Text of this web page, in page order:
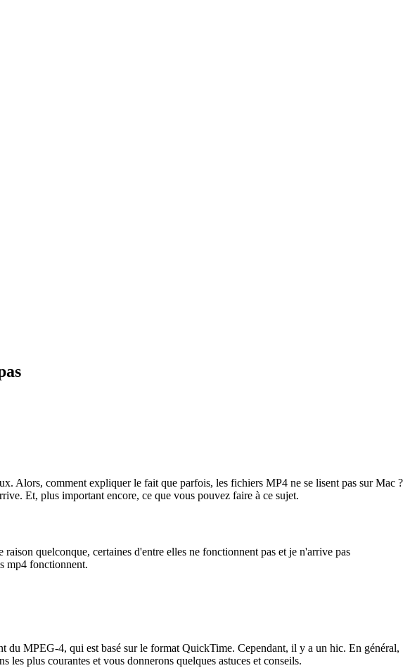
Alors, comment expliquer le fait que parfois, les fichiers MP4 ne se lisent pas sur Mac ?
Et, plus important encore, ce que vous pouvez faire à ce sujet.
quelconque, certaines d'entre elles ne fonctionnent pas et je n'arrive pas
mp4 fonctionnent.
MPEG-4, qui est basé sur le format QuickTime. Cependant, il y a un hic. En général,
plus courantes et vous donnerons quelques astuces et conseils.